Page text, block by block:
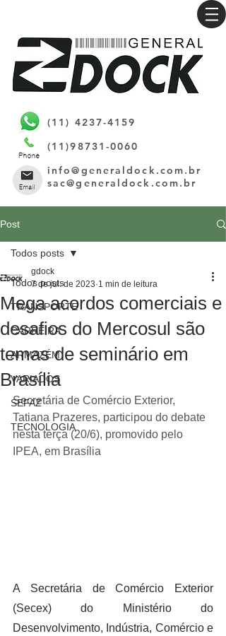
(11) 4237-4159
(11)98731-0060
info@generaldock.com.br
sac@generaldock.com.br
Post
Todos posts
TRANSPORTE
CARREIRA
ARMAZÉM
VARIADOS
SEFAZ
TECNOLOGIA
Todos posts
Mega acordos comerciais e
desafios do Mercosul são
temas de seminário em
Brasília
gdock
7 de jul. de 2023 1 min de leitura
Secretária de Comércio Exterior,
Tatiana Prazeres, participou do debate
nesta terça (20/6), promovido pelo
IPEA, em Brasília
A Secretária de Comércio Exterior
(Secex) do Ministério do
Desenvolvimento, Indústria, Comércio e